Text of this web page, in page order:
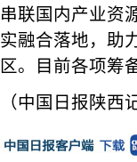
串联国内产业资
实融合落地，助
区。目前各项筹
（中国日报陕西